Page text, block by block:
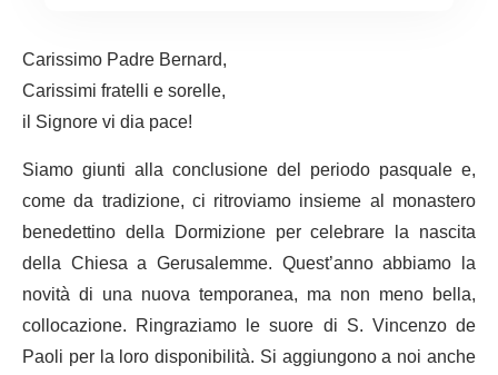
Carissimo Padre Bernard,
Carissimi fratelli e sorelle,
il Signore vi dia pace!
Siamo giunti alla conclusione del periodo pasquale e,
come da tradizione, ci ritroviamo insieme al monastero
benedettino della Dormizione per celebrare la nascita
della Chiesa a Gerusalemme. Quest’anno abbiamo la
novità di una nuova temporanea, ma non meno bella,
collocazione. Ringraziamo le suore di S. Vincenzo de
Paoli per la loro disponibilità. Si aggiungono a noi anche